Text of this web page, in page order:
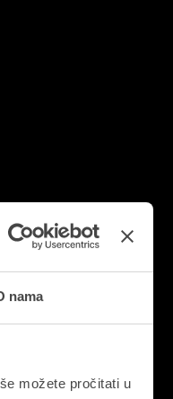
nama
možete pročitati u